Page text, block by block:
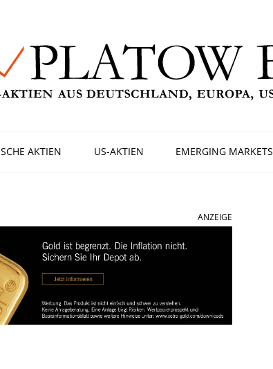
AKTIEN US-AKTIEN EMERGING MARKETS
ANZEIGE